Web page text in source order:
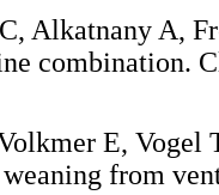
Alkatnany A,
combination.
E, Vogel
from